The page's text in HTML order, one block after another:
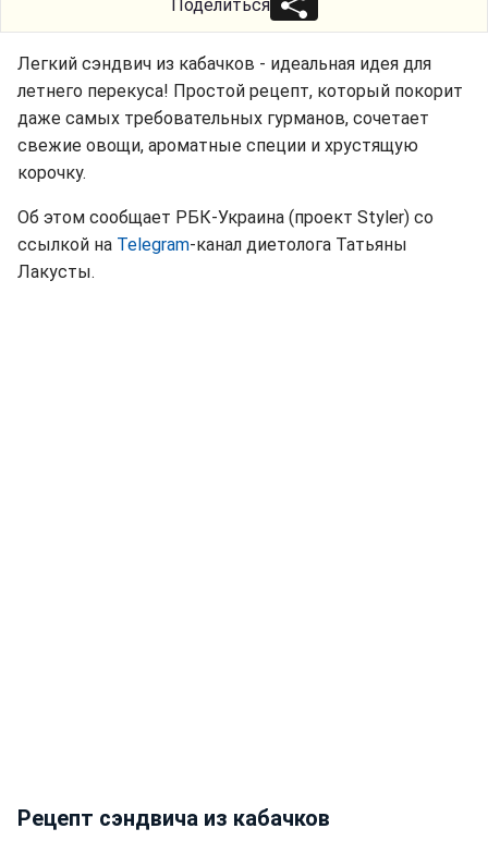
Поделиться
Легкий сэндвич из кабачков - идеальная идея для
летнего перекуса! Простой рецепт, который покорит
даже самых требовательных гурманов, сочетает
свежие овощи, ароматные специи и хрустящую
корочку.
Об этом сообщает РБК-Украина (проект Styler) со
ссылкой на Telegram-канал диетолога Татьяны
Лакусты.
Рецепт сэндвича из кабачков